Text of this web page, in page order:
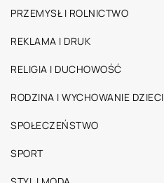
PRZEMYSŁ I ROLNICTWO
REKLAMA I DRUK
RELIGIA I DUCHOWOŚĆ
RODZINA I WYCHOWANIE DZIECI
SPOŁECZEŃSTWO
SPORT